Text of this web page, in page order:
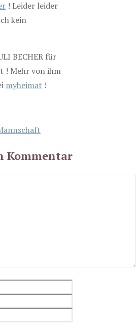
! Leider leider
kein
BECHER für
! Mehr von ihm
myheimat !
Kommentar